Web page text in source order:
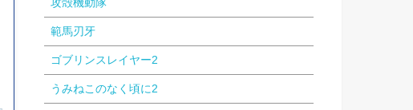
範馬刃牙
ゴブリンスレイヤー2
うみねこのなく頃に2